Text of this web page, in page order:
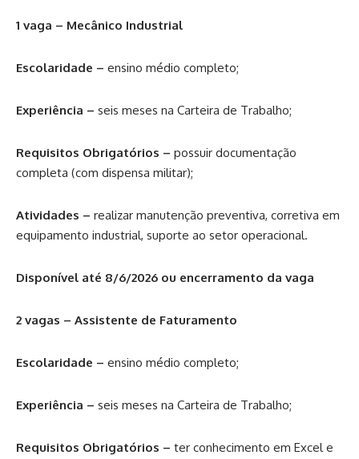
1 vaga – Mecânico Industrial
Escolaridade – ensino médio completo;
Experiência – seis meses na Carteira de Trabalho;
Requisitos Obrigatórios – possuir documentação
completa (com dispensa militar);
Atividades – realizar manutenção preventiva, corretiva em
equipamento industrial, suporte ao setor operacional.
Disponível até 8/6/2026 ou encerramento da vaga
2 vagas – Assistente de Faturamento
Escolaridade – ensino médio completo;
Experiência – seis meses na Carteira de Trabalho;
Requisitos Obrigatórios – ter conhecimento em Excel e